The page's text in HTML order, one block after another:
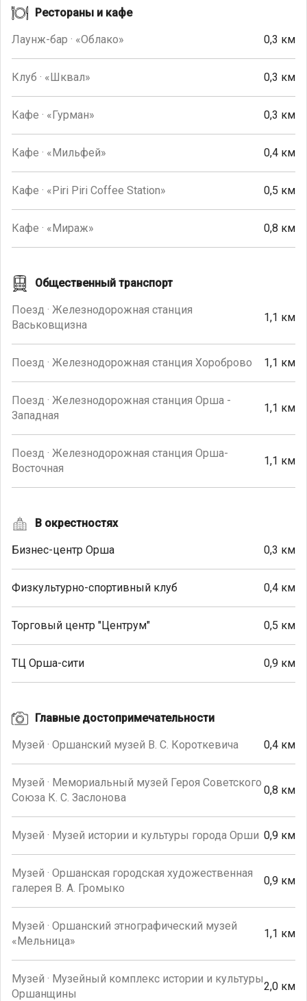
Рестораны и кафе
Лаунж-бар · «Облако» 0,3 км
Клуб · «Шквал» 0,3 км
Кафе · «Гурман» 0,3 км
Кафе · «Мильфей» 0,4 км
Кафе · «Piri Piri Coffee Station» 0,5 км
Кафе · «Мираж» 0,8 км
Общественный транспорт
Поезд · Железнодорожная станция
Васьковщизна
1,1 км
Поезд · Железнодорожная станция Хороброво 1,1 км
Поезд · Железнодорожная станция Орша -
Западная
1,1 км
Поезд · Железнодорожная станция Орша-
Восточная
1,1 км
В окрестностях
Бизнес-центр Орша 0,3 км
Физкультурно-спортивный клуб 0,4 км
Торговый центр "Центрум" 0,5 км
ТЦ Орша-сити 0,9 км
Главные достопримечательности
Музей · Оршанский музей В. С. Короткевича 0,4 км
Музей · Мемориальный музей Героя Советского
Союза К. С. Заслонова
0,8 км
Музей · Музей истории и культуры города Орши 0,9 км
Музей · Оршанская городская художественная
галерея В. А. Громыко
0,9 км
Музей · Оршанский этнографический музей
«Мельница»
1,1 км
Музей · Музейный комплекс истории и культуры
Оршанщины
2,0 км